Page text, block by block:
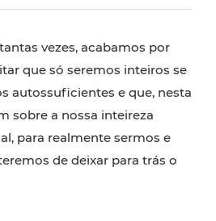
vezes, acabamos por
que só seremos inteiros se
autossuficientes e que, nesta
sobre a nossa inteireza
para realmente sermos e
de deixar para trás o